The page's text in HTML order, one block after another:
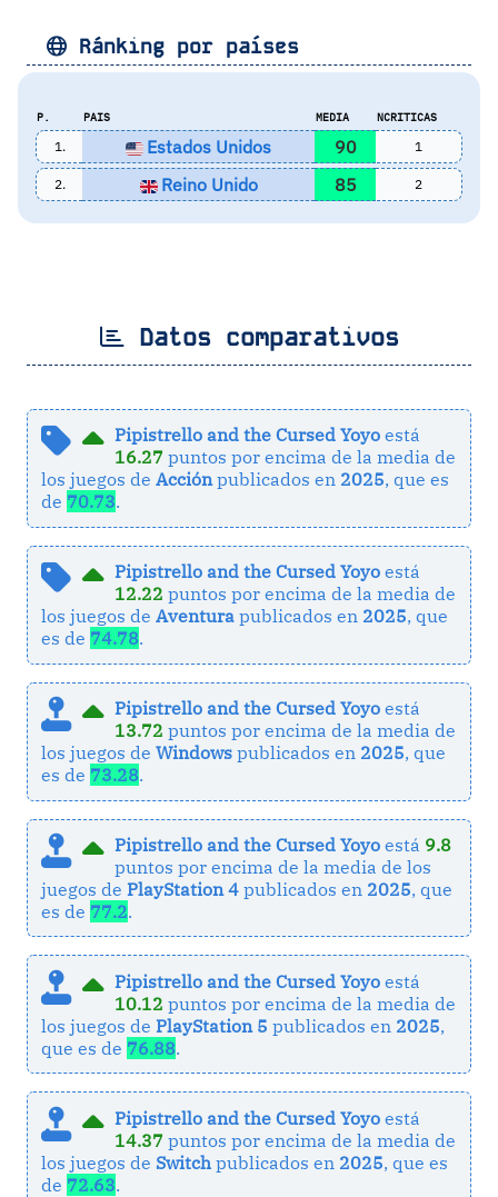
Ránking por países
P. PAIS MEDIA NCRITICAS
1. Estados Unidos 90 1
2. Reino Unido 85 2
Datos comparativos
Pipistrello and the Cursed Yoyo está
16.27 puntos por encima de la media de
los juegos deAcciónpublicados en 2025, que es
de 70.73.
Pipistrello and the Cursed Yoyo está
12.22 puntos por encima de la media de
los juegos deAventura publicados en 2025, que
es de 74.78.
Pipistrello and the Cursed Yoyo está
13.72 puntos por encima de la media de
los juegos deWindows publicados en 2025, que
es de 73.28.
Pipistrello and the Cursed Yoyo está 9.8
puntos por encima de la media de los
juegos dePlayStation 4 publicados en 2025, que
es de 77.2.
Pipistrello and the Cursed Yoyo está
10.12 puntos por encima de la media de
los juegos dePlayStation 5 publicados en 2025,
que es de 76.88.
Pipistrello and the Cursed Yoyo está
14.37 puntos por encima de la media de
los juegos de Switch publicados en 2025, que es
de 72.63.